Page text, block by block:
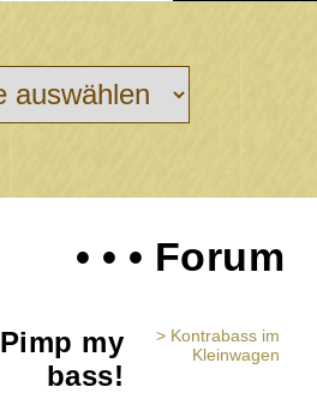
• • • Forum
Pimp my
bass!
> Kontrabass im
Kleinwagen